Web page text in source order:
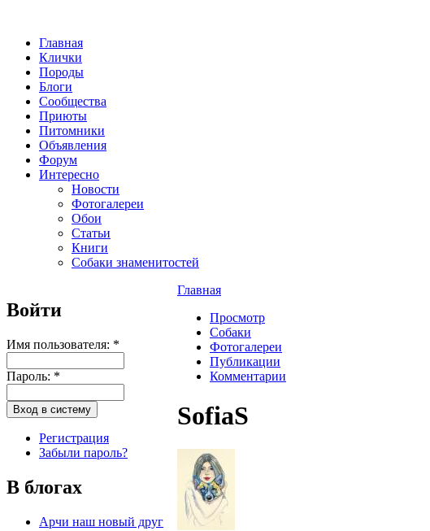
Главная
Клички
Породы
Блоги
Сообщества
Приюты
Питомники
Объявления
Форум
Интересно
Новости
Фотогалереи
Обои
Статьи
Книги
Собаки знаменитостей
Войти
Имя пользователя: *
Пароль: *
Регистрация
Забыли пароль?
В блогах
Арчи наш новый друг
Главная
Просмотр
Собаки
Фотогалереи
Публикации
Комментарии
SofiaS